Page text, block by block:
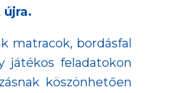
matracok, bordásfal
játékos feladatokon
köszönhetően